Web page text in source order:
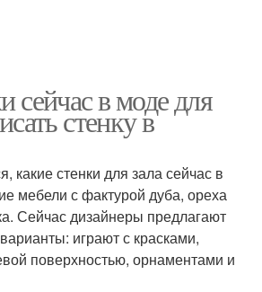
сейчас в моде для
стенку в
какие стенки для зала сейчас в
мебели с фактурой дуба, ореха
Сейчас дизайнеры предлагают
играют с красками,
поверхностью, орнаментами и